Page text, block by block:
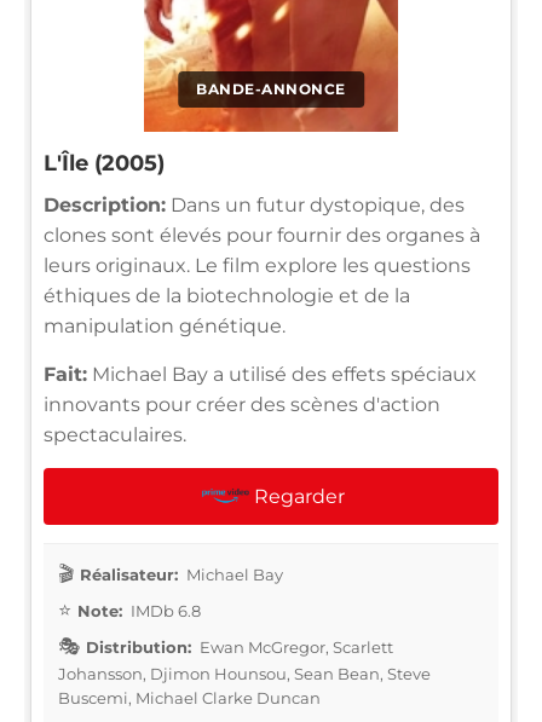
BANDE-ANNONCE
L'Île (2005)
Description: Dans un futur dystopique, des
clones sont élevés pour fournir des organes à
leurs originaux. Le film explore les questions
éthiques de la biotechnologie et de la
manipulation génétique.
Fait: Michael Bay a utilisé des effets spéciaux
innovants pour créer des scènes d'action
spectaculaires.
Regarder
Réalisateur: Michael Bay
Note: IMDb 6.8
Distribution: Ewan McGregor, Scarlett
Johansson, Djimon Hounsou, Sean Bean, Steve
Buscemi, Michael Clarke Duncan